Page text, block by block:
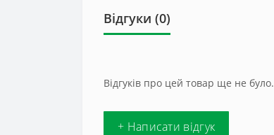
Відгуки (0)
Відгуків про цей товар ще не було.
+ Написати відгук